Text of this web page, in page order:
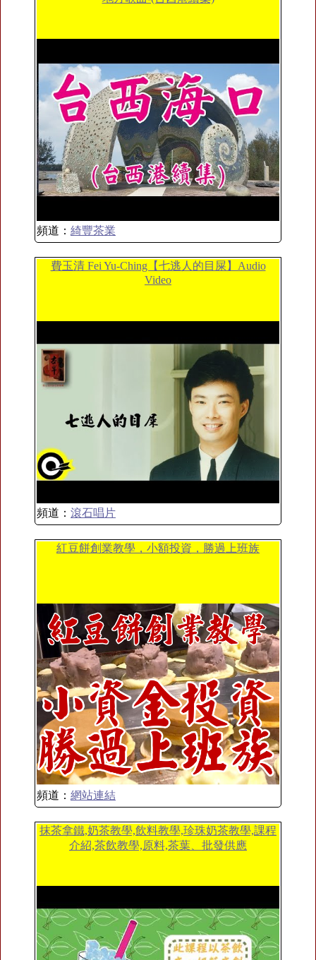
頻道： 綺豐茶業
費玉清 Fei Yu-Ching【七逃人的目屎】Audio
Video
頻道： 滾石唱片
紅豆餅創業教學，小額投資，勝過上班族
頻道： 網站連結
抹茶拿鐵,奶茶教學,飲料教學,珍珠奶茶教學,課程
介紹,茶飲教學,原料,茶葉、批發供應